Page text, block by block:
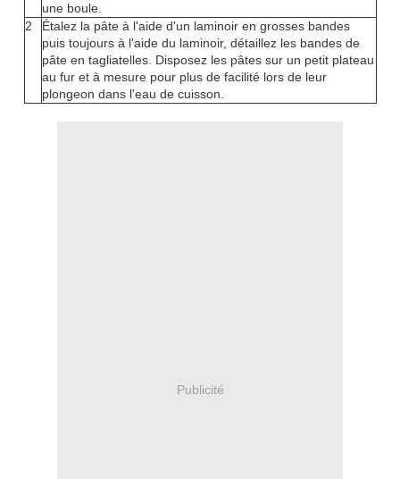
une boule.
2
Étalez la pâte à l'aide d'un laminoir en grosses bandes
puis toujours à l'aide du laminoir, détaillez les bandes de
pâte en tagliatelles. Disposez les pâtes sur un petit plateau
au fur et à mesure pour plus de facilité lors de leur
plongeon dans l'eau de cuisson.
Publicité